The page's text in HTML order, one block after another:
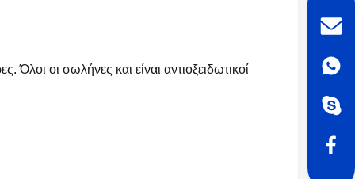
οι σωλήνες και είναι αντιοξειδωτικοί